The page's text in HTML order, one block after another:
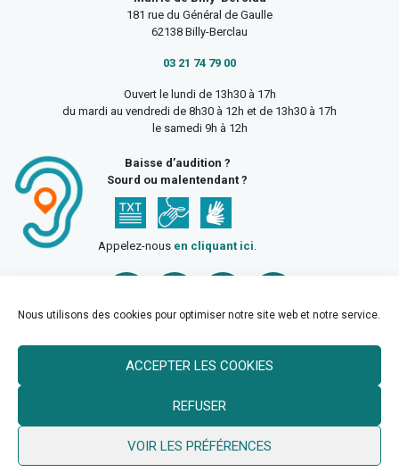
Nous utilisons des cookies pour optimiser notre site web et notre service.
ACCEPTER LES COOKIES
REFUSER
VOIR LES PRÉFÉRENCES
181 rue du Général de Gaulle
62138 Billy-Berclau
03 21 74 79 00
Ouvert le lundi de 13h30 à 17h
du mardi au vendredi de 8h30 à 12h et de 13h30 à 17h
le samedi 9h à 12h
Baisse d’audition ?
Sourd ou malentendant ?
Appelez-nous en cliquant ici.
© 2026 Ville de Billy Berclau —neoweb.fr